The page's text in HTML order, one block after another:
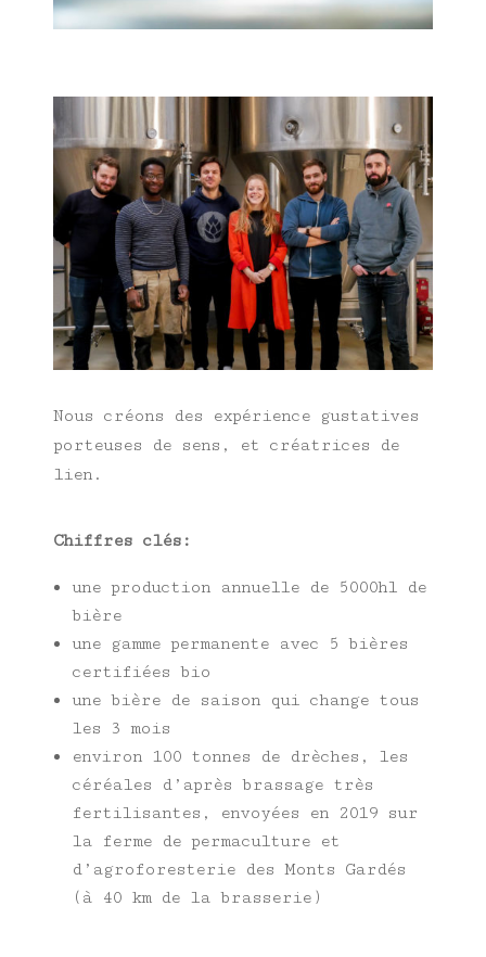
Nous créons des expérience gustatives
porteuses de sens, et créatrices de
lien.
Chiffres clés:
une production annuelle de 5000hl de
bière
une gamme permanente avec 5 bières
certifiées bio
une bière de saison qui change tous
les 3 mois
environ 100 tonnes de drèches, les
céréales d’après brassage très
fertilisantes, envoyées en 2019 sur
la ferme de permaculture et
d’agroforesterie des Monts Gardés
(à 40 km de la brasserie)